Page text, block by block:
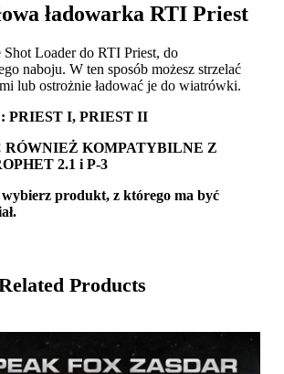
ładowarka RTI Priest
Loader do RTI Priest, do
naboju. W ten sposób możesz strzelać
lub ostrożnie ładować je do wiatrówki.
PRIEST I, PRIEST II
RÓWNIEŻ KOMPATYBILNE Z
2.1 i P-3
produkt, z którego ma być
Products